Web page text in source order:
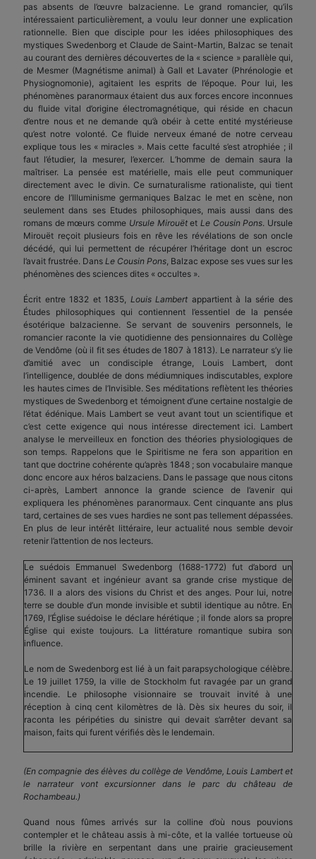
pas absents de l’œuvre balzacienne. Le grand romancier, qu’ils
intéressaient particulièrement, a voulu leur donner une explication
rationnelle. Bien que disciple pour les idées philosophiques des
mystiques Swedenborg et Claude de Saint-Martin, Balzac se tenait
au courant des dernières découvertes de la « science » parallèle qui,
de Mesmer (Magnétisme animal) à Gall et Lavater (Phrénologie et
Physiognomonie), agitaient les esprits de l’époque. Pour lui, les
phénomènes paranormaux étaient dus aux forces encore inconnues
du fluide vital d’origine électromagnétique, qui réside en chacun
d’entre nous et ne demande qu’à obéir à cette entité mystérieuse
qu’est notre volonté. Ce fluide nerveux émané de notre cerveau
explique tous les « miracles ». Mais cette faculté s’est atrophiée ; il
faut l’étudier, la mesurer, l’exercer. L’homme de demain saura la
maîtriser. La pensée est matérielle, mais elle peut communiquer
directement avec le divin. Ce surnaturalisme rationaliste, qui tient
encore de l’Illuminisme germaniques Balzac le met en scène, non
seulement dans ses Etudes philosophiques, mais aussi dans des
romans de mœurs comme Ursule Mirouëtet Le Cousin Pons. Ursule
Mirouët reçoit plusieurs fois en rêve les révélations de son oncle
décédé, qui lui permettent de récupérer l’héritage dont un escroc
l’avait frustrée. Dans Le Cousin Pons , Balzac expose ses vues sur les
phénomènes des sciences dites « occultes ».
Écrit entre 1832 et 1835, Louis Lambert appartient à la série des
Études philosophiques qui contiennent l’essentiel de la pensée
ésotérique balzacienne. Se servant de souvenirs personnels, le
romancier raconte la vie quotidienne des pensionnaires du Collège
de Vendôme (où il fit ses études de 1807 à 1813). Le narrateur s’y lie
d’amitié avec un condisciple étrange, Louis Lambert, dont
l’intelligence, doublée de dons médiumniques indiscutables, explore
les hautes cimes de l’Invisible. Ses méditations reflètent les théories
mystiques de Swedenborg et témoignent d’une certaine nostalgie de
l’état édénique. Mais Lambert se veut avant tout un scientifique et
c’est cette exigence qui nous intéresse directement ici. Lambert
analyse le merveilleux en fonction des théories physiologiques de
son temps. Rappelons que le Spiritisme ne fera son apparition en
tant que doctrine cohérente qu’après 1848 ; son vocabulaire manque
donc encore aux héros balzaciens. Dans le passage que nous citons
ci-après, Lambert annonce la grande science de l’avenir qui
expliquera les phénomènes paranormaux. Cent cinquante ans plus
tard, certaines de ses vues hardies ne sont pas tellement dépassées.
En plus de leur intérêt littéraire, leur actualité nous semble devoir
retenir l’attention de nos lecteurs.
Le suédois Emmanuel Swedenborg (1688-1772) fut d’abord un
éminent savant et ingénieur avant sa grande crise mystique de
1736. Il a alors des visions du Christ et des anges. Pour lui, notre
terre se double d’un monde invisible et subtil identique au nôtre. En
1769, l’Église suédoise le déclare hérétique ; il fonde alors sa propre
Église qui existe toujours. La littérature romantique subira son
influence.
Le nom de Swedenborg est lié à un fait parapsychologique célèbre.
Le 19 juillet 1759, la ville de Stockholm fut ravagée par un grand
incendie. Le philosophe visionnaire se trouvait invité à une
réception à cinq cent kilomètres de là. Dès six heures du soir, il
raconta les péripéties du sinistre qui devait s’arrêter devant sa
maison, faits qui furent vérifiés dès le lendemain.
(En compagnie des élèves du collège de Vendôme, Louis Lambert et
le narrateur vont excursionner dans le parc du château de
Rochambeau.)
Quand nous fûmes arrivés sur la colline d’où nous pouvions
contempler et le château assis à mi-côte, et la vallée tortueuse où
brille la rivière en serpentant dans une prairie gracieusement